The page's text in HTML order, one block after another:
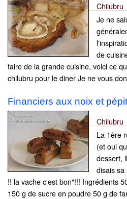
Chilubru
Je ne
de
faire de la grande cuisine, voici ce
chilubru pour le diner Je ne vous
Financiers aux noix et
Chilubru
La 1ère
(et oui
dessert,
disais sa
!! la vache c'est bon"!!! Ingrédients
150 g de sucre en poudre 50 g de